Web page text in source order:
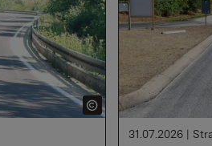
31.07.2026 |